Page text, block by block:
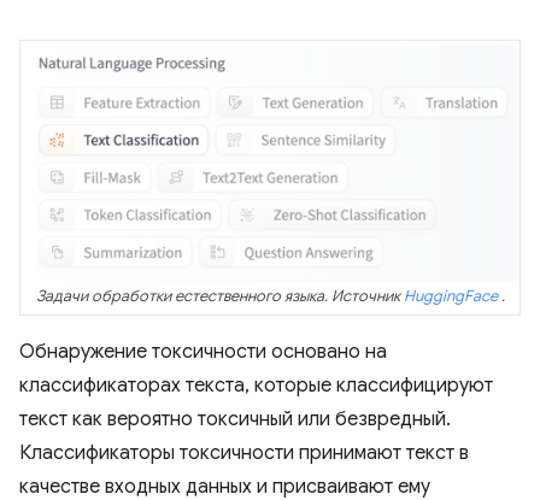
Задачи обработки естественного языка. ИсточникHuggingFace.
Обнаружение токсичности основано на
классификаторах текста, которые классифицируют
текст как вероятно токсичный или безвредный.
Классификаторы токсичности принимают текст в
качестве входных данных и присваивают ему